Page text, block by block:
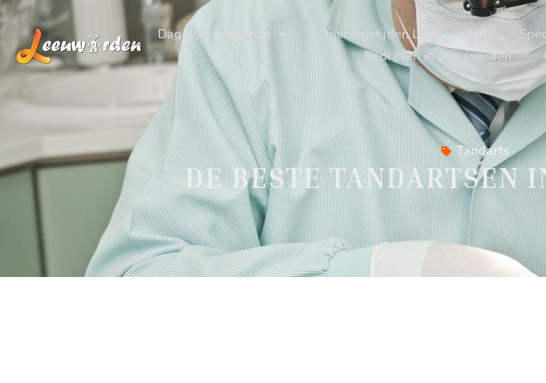
Dagelijkse updates Openingstijden Leeuwarden
Bedrijven in Leeuwarden
Tandarts
DE BESTE TANDARTSEN